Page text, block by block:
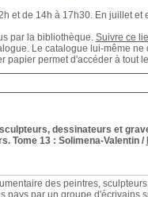
et de 14h à 17h30. En juillet et
par la bibliothèque. Suivre ce
Le catalogue lui-même ne
papier permet d'accéder à tout
dessinateurs et
Tome 13: Solimena-Valentin/
des peintres,
pays par un groupe d'écrivains